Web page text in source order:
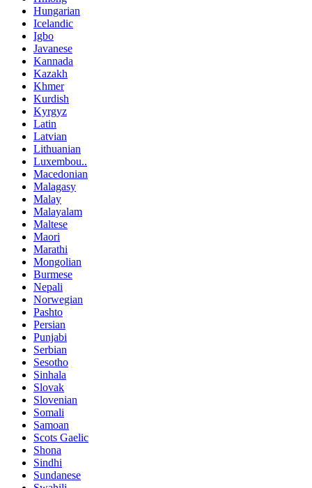
Hungarian
Icelandic
Igbo
Javanese
Kannada
Kazakh
Khmer
Kurdish
Kyrgyz
Latin
Latvian
Lithuanian
Luxembou..
Macedonian
Malagasy
Malay
Malayalam
Maltese
Maori
Marathi
Mongolian
Burmese
Nepali
Norwegian
Pashto
Persian
Punjabi
Serbian
Sesotho
Sinhala
Slovak
Slovenian
Somali
Samoan
Scots Gaelic
Shona
Sindhi
Sundanese